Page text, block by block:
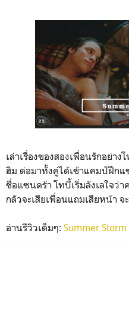
เล่าเรื่องของสองเพื่อนรักอย่า
ฮิม ต่อมาทั้งคู่ได้เข้าแคมป์ฝึก
ชื่อแซนดร้า โทบี้เริ่มลังเลใจว่
กลัวจะเสียเพื่อนแถมเสียหน้า
อ่านรีวิวเต็มๆ: Summer Storm